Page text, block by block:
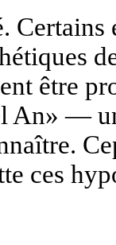
Certains
être
An» —
ces